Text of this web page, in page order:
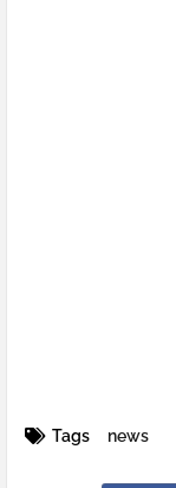
Tags news